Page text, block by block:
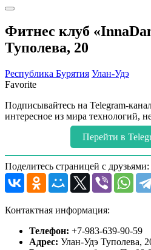
Фитнес клуб
Туполева, 20
Республика Бурятия Улан-Удэ
Favorite
Подписывайтесь на Telegram-
интересное из мира технологий,
Перейти в
Поделитесь страницей с друзьями:
Контактная информация:
Телефон: +7-983-639-90-59
Адрес: Улан-Удэ Туполева,